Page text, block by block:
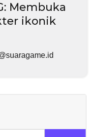
Membuka
ikonik